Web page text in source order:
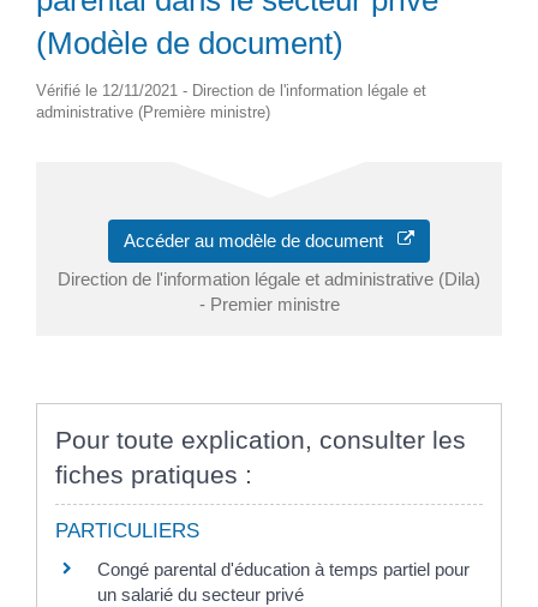
(Modèle de document)
Vérifié le 12/11/2021 - Direction de l'information légale et
administrative (Première ministre)
Accéder au modèle de document
Direction de l'information légale et administrative (Dila)
- Premier ministre
Pour toute explication, consulter les
fiches pratiques :
PARTICULIERS
Congé parental d'éducation à temps partiel pour
un salarié du secteur privé